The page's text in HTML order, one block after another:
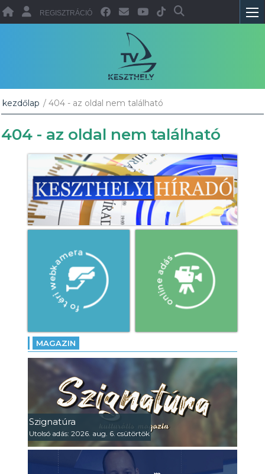
REGISZTRÁCIÓ
kezdőlap / 404 - az oldal nem található
404 - az oldal nem található
MAGAZIN
Szignatúra
Utolsó adás: 2026. aug. 6. csütörtök